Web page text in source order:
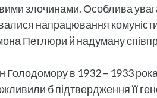
злочинами. Особлива
напрацювання
Петлюри й надуману
в 1932 – 1933 роках
б підтвердження її